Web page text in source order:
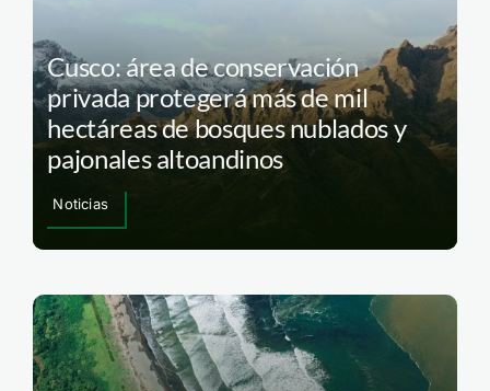
Cusco: área de conservación
privada protegerá más de mil
hectáreas de bosques nublados y
pajonales altoandinos
Noticias